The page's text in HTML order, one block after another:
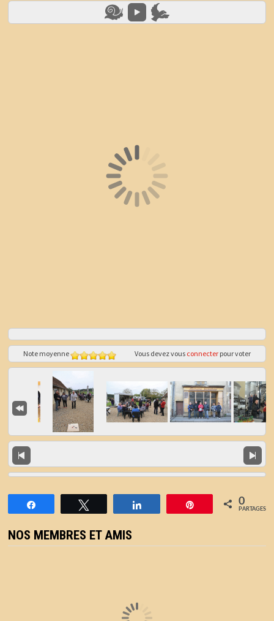
Note moyenne Vous devez vous connecterpour voter
Épingle 0
PARTAGES
NOS MEMBRES ET AMIS